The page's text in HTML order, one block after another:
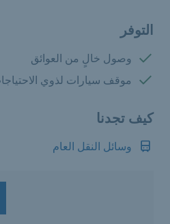
التوفر
متوفرة:وصول خالٍ من العوائق
متوفرة:موقف سيارات لذوي
كيف تجدنا
وسائل النقل العام